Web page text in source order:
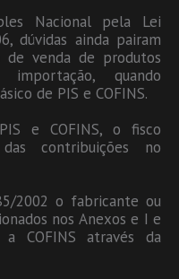
Nacional pela Lei
dúvidas ainda pairam
venda de produtos
quando
de PIS e COFINS.
e COFINS, o fisco
contribuições no
2002 o fabricante ou
nos Anexos e I e
COFINS através da